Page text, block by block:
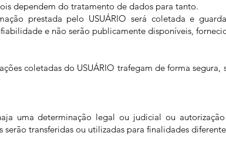
dependem do tratamento de dados para tanto.
prestada pelo USUÁRIO será coletada e
e não serão publicamente disponíveis,
coletadas do USUÁRIO trafegam de forma
uma determinação legal ou judicial ou
serão transferidas ou utilizadas para finalidades